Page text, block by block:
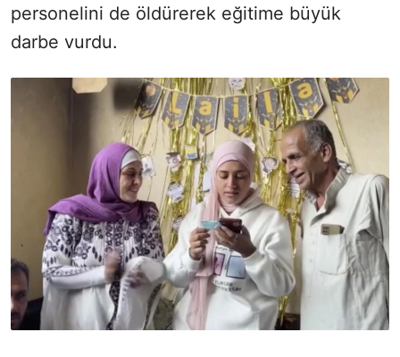
personelini de öldürerek eğitime büyük
darbe vurdu.